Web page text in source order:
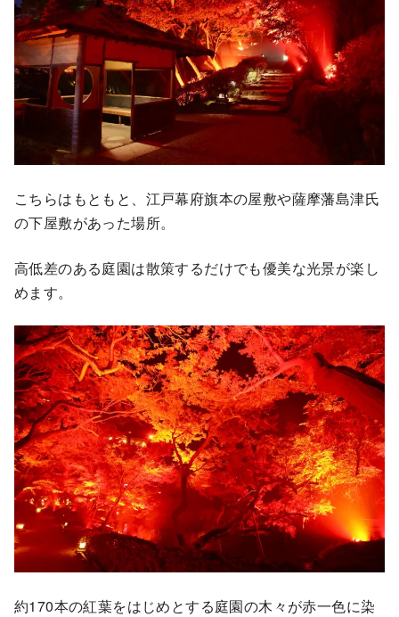
こちらはもともと、江戸幕府旗本の屋敷や薩摩藩島津氏
の下屋敷があった場所。
高低差のある庭園は散策するだけでも優美な光景が楽し
めます。
約170本の紅葉をはじめとする庭園の木々が赤一色に染